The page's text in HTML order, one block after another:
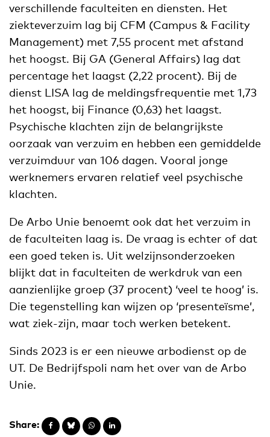
verschillende faculteiten en diensten. Het
ziekteverzuim lag bij CFM (Campus & Facility
Management) met 7,55 procent met afstand
het hoogst. Bij GA (General Affairs) lag dat
percentage het laagst (2,22 procent). Bij de
dienst LISA lag de meldingsfrequentie met 1,73
het hoogst, bij Finance (0,63) het laagst.
Psychische klachten zijn de belangrijkste
oorzaak van verzuim en hebben een gemiddelde
verzuimduur van 106 dagen. Vooral jonge
werknemers ervaren relatief veel psychische
klachten.
De Arbo Unie benoemt ook dat het verzuim in
de faculteiten laag is. De vraag is echter of dat
een goed teken is. Uit welzijnsonderzoeken
blijkt dat in faculteiten de werkdruk van een
aanzienlijke groep (37 procent) ‘veel te hoog’ is.
Die tegenstelling kan wijzen op ‘presenteïsme’,
wat ziek-zijn, maar toch werken betekent.
Sinds 2023 is er een nieuwe arbodienst op de
UT. De Bedrijfspoli nam het over van de Arbo
Unie.
Share: